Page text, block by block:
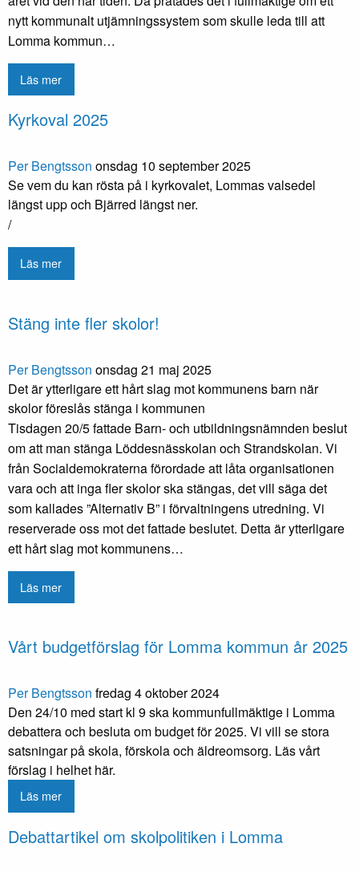
nytt kommunalt utjämningssystem som skulle leda till att
Lomma kommun…
Läs mer
Kyrkoval 2025
Per Bengtsson onsdag 10 september 2025
Se vem du kan rösta på i kyrkovalet, Lommas valsedel
längst upp och Bjärred längst ner.
/
Läs mer
Stäng inte fler skolor!
Per Bengtsson onsdag 21 maj 2025
Det är ytterligare ett hårt slag mot kommunens barn när
skolor föreslås stänga i kommunen
Tisdagen 20/5 fattade Barn- och utbildningsnämnden beslut
om att man stänga Löddesnässkolan och Strandskolan. Vi
från Socialdemokraterna förordade att låta organisationen
vara och att inga fler skolor ska stängas, det vill säga det
som kallades ”Alternativ B” i förvaltningens utredning. Vi
reserverade oss mot det fattade beslutet. Detta är ytterligare
ett hårt slag mot kommunens…
Läs mer
Vårt budgetförslag för Lomma kommun år 2025
Per Bengtsson fredag 4 oktober 2024
Den 24/10 med start kl 9 ska kommunfullmäktige i Lomma
debattera och besluta om budget för 2025. Vi vill se stora
satsningar på skola, förskola och äldreomsorg. Läs vårt
förslag i helhet här.
Läs mer
Debattartikel om skolpolitiken i Lomma